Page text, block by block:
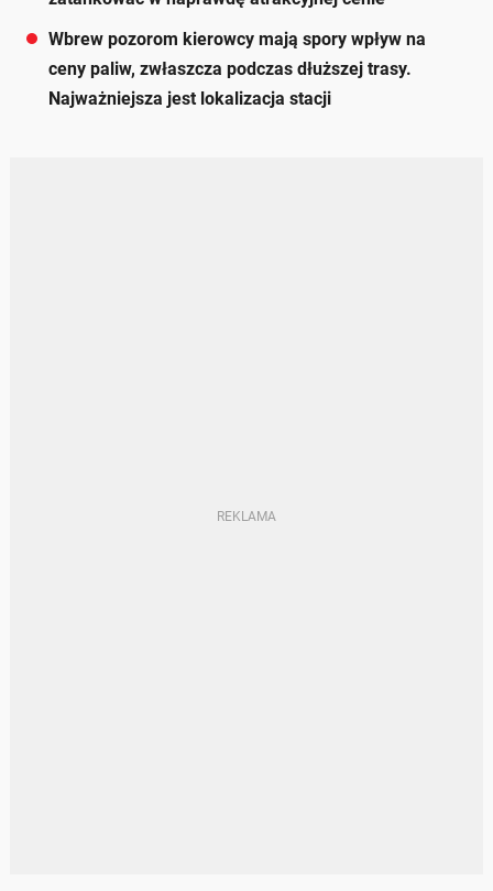
Wbrew pozorom kierowcy mają spory wpływ na
ceny paliw, zwłaszcza podczas dłuższej trasy.
Najważniejsza jest lokalizacja stacji